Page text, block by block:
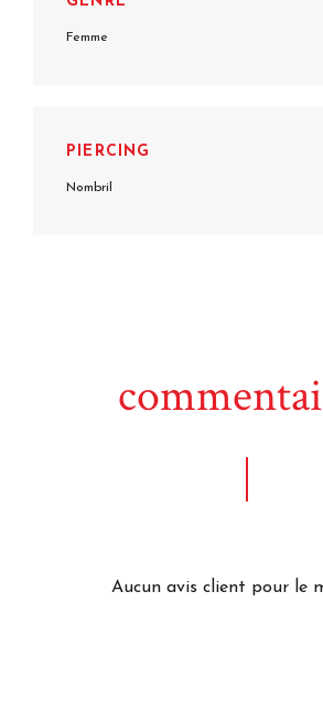
Femme
PIERCING
Nombril
Aucun avis client pour le